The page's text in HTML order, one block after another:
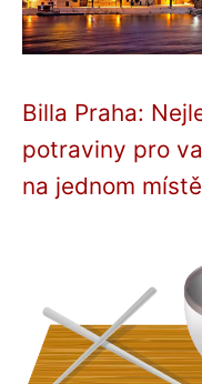
Billa Praha:
potraviny pro
na jednom